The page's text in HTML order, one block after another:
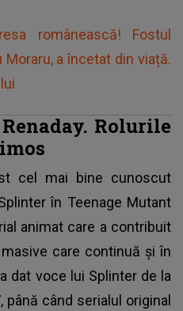
românească! Fostul
Moraru, a încetat din viață.
Rolurile
cel mai bine cunoscut
în Teenage Mutant
animat care a contribuit
care continuă și în
dat voce lui Splinter de la
când serialul original